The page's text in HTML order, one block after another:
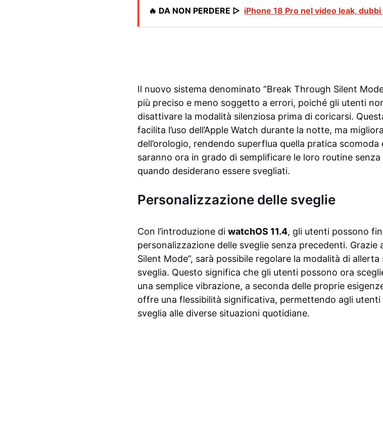
🔥 DA NON PERDERE ▷ iPhone 18 Pro nel video leak,
Il nuovo sistema denominato “Break Through Silent
più preciso e meno soggetto a errori, poiché gli utenti
disattivare la modalità silenziosa prima di coricarsi.
facilita l’uso dell’Apple Watch durante la notte, ma
dell’orologio, rendendo superflua quella pratica
saranno ora in grado di semplificare le loro routine
quando desiderano essere svegliati.
Personalizzazione delle sveglie
Con l’introduzione di watchOS 11.4, gli utenti possono
personalizzazione delle sveglie senza precedenti. Grazie
Silent Mode”, sarà possibile regolare la modalità di
sveglia. Questo significa che gli utenti possono ora
una semplice vibrazione, a seconda delle proprie
offre una flessibilità significativa, permettendo agli
sveglia alle diverse situazioni quotidiane.